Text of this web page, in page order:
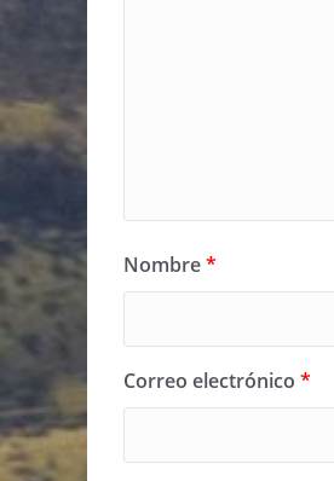
Nombre*
Correo electrónico *